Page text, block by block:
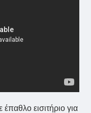
εισιτήριο για